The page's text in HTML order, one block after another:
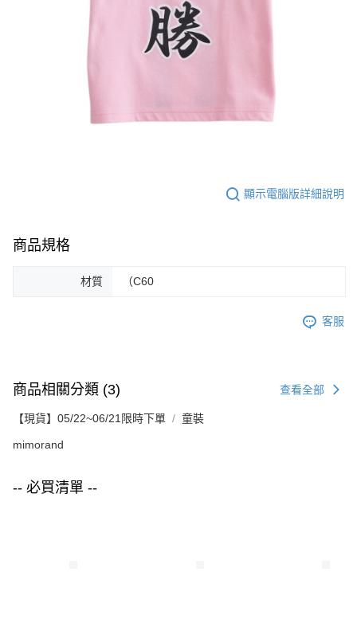
顯示電腦版詳細說明
商品規格
材質 （C60
客服
商品相關分類 (3) 查看全部
【現貨】05/22~06/21限時下單 童裝
mimorand
-- 必買清單 --